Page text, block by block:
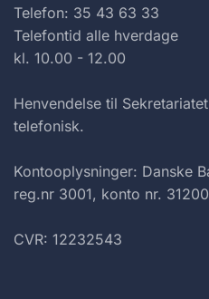
Telefon: 35 43 63 33
Telefontid alle hverdage
kl. 10.00 - 12.00
Henvendelse til
telefonisk.
Kontooplysninger: Danske
reg.nr 3001, konto nr.
CVR: 12232543